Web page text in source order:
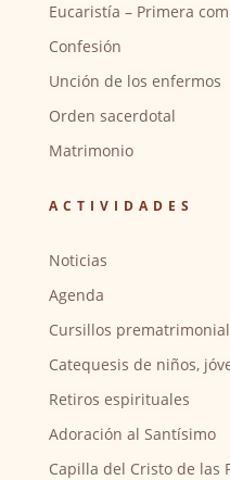
Eucaristía – Primera
Confesión
Unción de los enfermos
Orden sacerdotal
Matrimonio
ACTIVIDADES
Noticias
Agenda
Cursillos
Catequesis de niños,
Retiros espirituales
Adoración al Santísimo
Capilla del Cristo de las